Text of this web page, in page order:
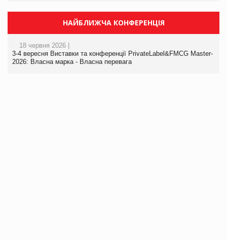
НАЙБЛИЖЧА КОНФЕРЕНЦІЯ
18 червня 2026 |
3-4 вересня Виставки та конференції PrivateLabel&FMCG Master-
2026: Власна марка - Власна перевага